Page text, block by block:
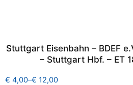
Stuttgart Eisenbahn – BDEF
– Stuttgart Hbf. – ET
€ 4,00–€ 12,00